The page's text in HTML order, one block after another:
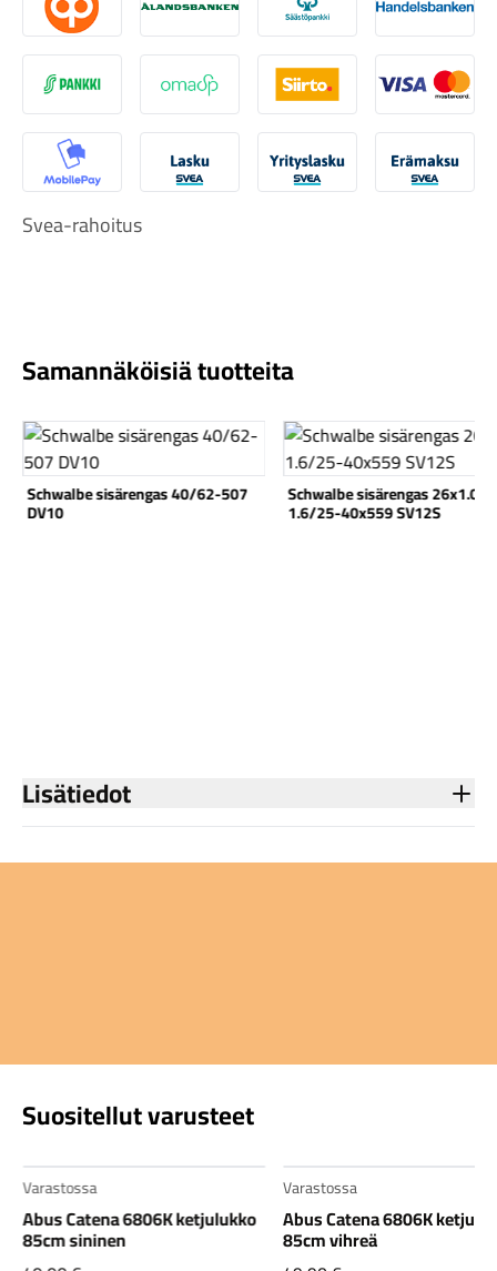
Renkaat
Komponentit
Osuuspankki Ålandsbanken Säästöpankki
S-Pankki Omasp Siirto Visa &
MobilePay Svea Lasku Svea yrityslaskuSvea
Svea-rahoitus
Samannäköisiä tuotteita
Katso tuote
Schwalbe sisärengas 40/62-507
DV10
Katso tuote
Schwalbe sisärengas 26x1.0-
1.6/25-40x559 SV12S
Lisätiedot
Suositellut varusteet
Varastossa
Abus Catena 6806K ketjulukko
85cm sininen
Varastossa
Abus Catena 6806K
85cm vihreä